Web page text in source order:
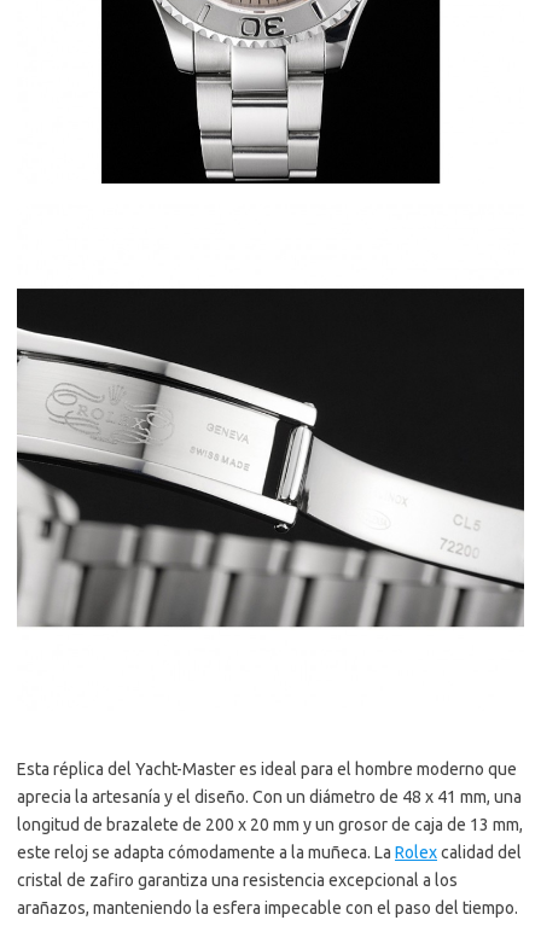
Esta réplica del Yacht-Master es ideal para el hombre moderno que
aprecia la artesanía y el diseño. Con un diámetro de 48 x 41 mm, una
longitud de brazalete de 200 x 20 mm y un grosor de caja de 13 mm,
este reloj se adapta cómodamente a la muñeca. La Rolexcalidad del
cristal de zafiro garantiza una resistencia excepcional a los
arañazos, manteniendo la esfera impecable con el paso del tiempo.